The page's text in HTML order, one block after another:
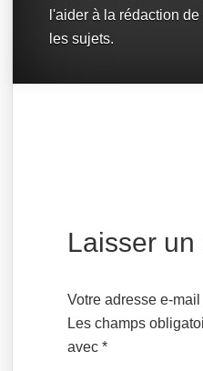
l'aider à la rédaction
les sujets.
Laisser
Votre adresse e-
Les champs
avec*